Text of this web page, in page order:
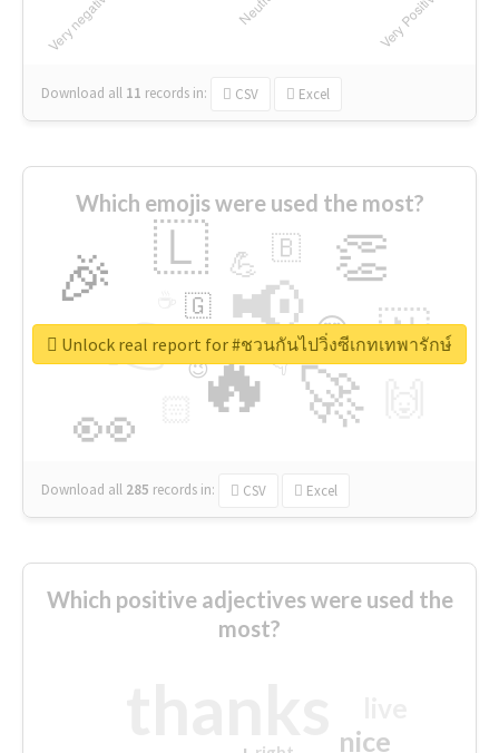
Download all 11 records in: CSV Excel
Which emojis were used the most?
🔥
👉 📢
🚀
👀
🎉 👏
🇱
🇳
😍
💪 🇧
👇
🇬
🔷
😉
🎡
Download all 285 records in: CSV Excel
Unlock real report for #ชวนกันไปวิ่งซีเกทเทพารักษ์
Which positive adjectives were used the
most?
nice